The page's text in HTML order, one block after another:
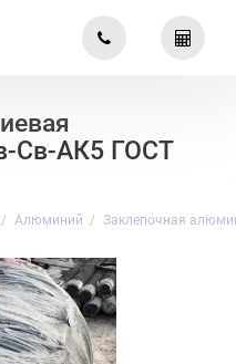
Св-АК5 ГОСТ
Алюминий Заклепочная